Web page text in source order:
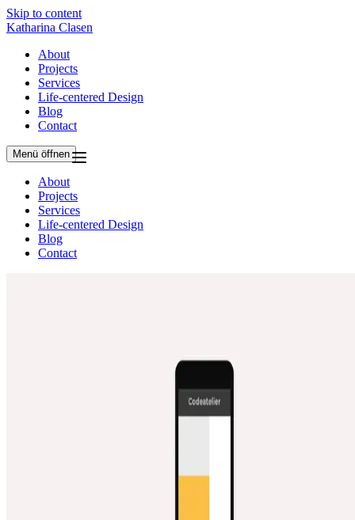
Skip to content
Katharina Clasen
About
Projects
Services
Life-centered Design
Blog
Contact
Menü öffnen
About
Projects
Services
Life-centered Design
Blog
Contact